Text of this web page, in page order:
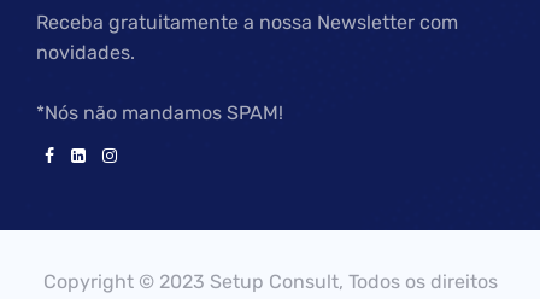
Receba gratuitamente a nossa Newsletter com
novidades.
*Nós não mandamos SPAM!
Copyright © 2023 Setup Consult, Todos os direitos